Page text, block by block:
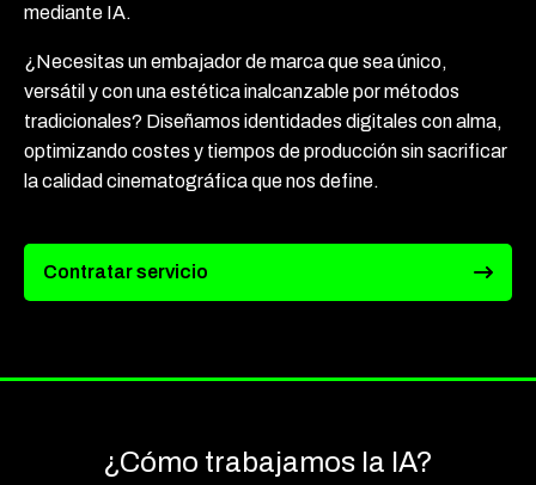
mediante IA.
¿Necesitas un embajador de marca que sea único,
versátil y con una estética inalcanzable por métodos
tradicionales? Diseñamos identidades digitales con alma,
optimizando costes y tiempos de producción sin sacrificar
la calidad cinematográfica que nos define.
Contratar servicio
¿Cómo trabajamos la IA?